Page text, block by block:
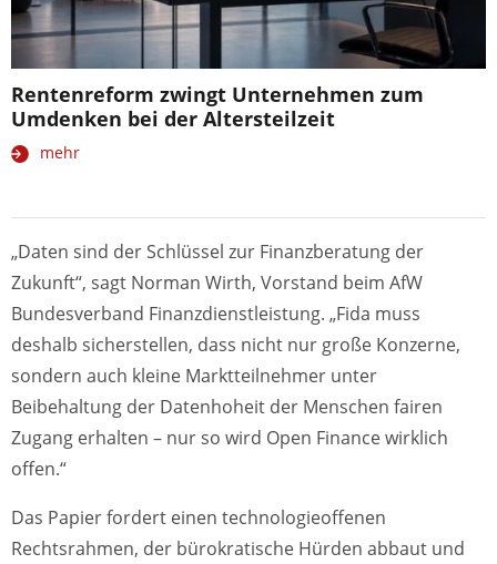
Rentenreform zwingt Unternehmen zum
Umdenken bei der Altersteilzeit
mehr
„Daten sind der Schlüssel zur Finanzberatung der
Zukunft“, sagt Norman Wirth, Vorstand beim AfW
Bundesverband Finanzdienstleistung. „Fida muss
deshalb sicherstellen, dass nicht nur große Konzerne,
sondern auch kleine Marktteilnehmer unter
Beibehaltung der Datenhoheit der Menschen fairen
Zugang erhalten – nur so wird Open Finance wirklich
offen.“
Das Papier fordert einen technologieoffenen
Rechtsrahmen, der bürokratische Hürden abbaut und